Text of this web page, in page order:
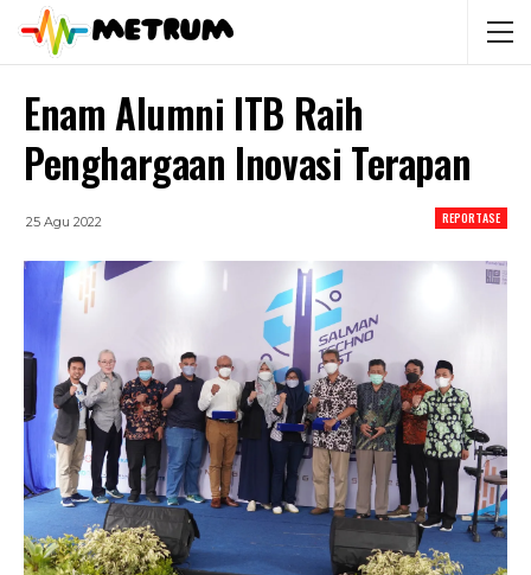
Enam Alumni ITB Raih
Penghargaan Inovasi Terapan
REPORTASE
25 Agu 2022